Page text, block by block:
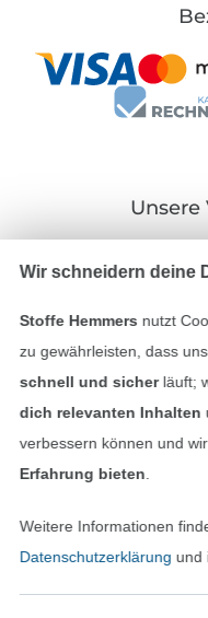
Unsere
In den deutschen
Wir schneidern deine
Stoffe Hemmers nutzt
zu gewährleisten, dass
schnell und sicherläuft;
dich relevanten Inhalten
verbessern können und
Erfahrung bieten
Weitere Informationen
Datenschutzerklärung und